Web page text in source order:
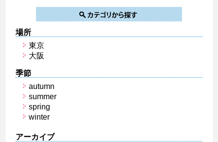
場所
東京
大阪
季節
autumn
summer
spring
winter
アーカイブ